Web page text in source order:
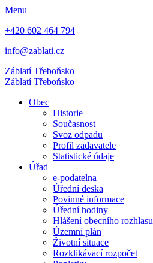
Menu
+420 602 464 794
info@zablati.cz
ZáblatíTřeboňsko
ZáblatíTřeboňsko
Obec
Historie
Současnost
Svoz odpadu
Profil zadavatele
Statistické údaje
Úřad
e-podatelna
Úřední deska
Povinné informace
Úřední hodiny
Hlášení obecního rozhlasu
Územní plán
Životní situace
Rozklikávací rozpočet